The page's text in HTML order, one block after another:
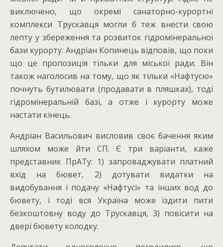
виключено, що окремі санаторно-курортні
комплекси Трускавця могли б теж внести свою
лепту у збереження та розвиток гідромінеральної
бази курорту. Андріан Копинець відповів, що поки
що це пропозиція тільки для міської ради. Він
також наголосив на тому, що як тільки «Нафтусю»
почнуть бутилювати (продавати в пляшках), тоді
гідромінеральній базі, а отже і курорту може
настати кінець.
Андріан Васильович висловив своє бачення яким
шляхом може йти СП. Є три варіанти, каже
представник ПрАТу: 1) запроваджувати платний
вхід на бювет, 2) дотувати видатки на
видобування і подачу «Нафтусі» та інших вод до
бювету, і тоді вся Україна може їздити пити
безкоштовну воду до Трускавця, 3) повісити на
двері бювету колодку.